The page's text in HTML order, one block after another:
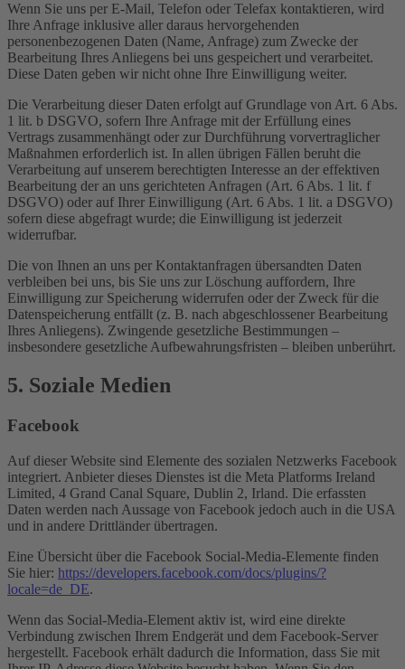
Wenn Sie uns per E-Mail, Telefon oder Telefax kontaktieren, wird
Ihre Anfrage inklusive aller daraus hervorgehenden
personenbezogenen Daten (Name, Anfrage) zum Zwecke der
Bearbeitung Ihres Anliegens bei uns gespeichert und verarbeitet.
Diese Daten geben wir nicht ohne Ihre Einwilligung weiter.
Die Verarbeitung dieser Daten erfolgt auf Grundlage von Art. 6 Abs.
1 lit. b DSGVO, sofern Ihre Anfrage mit der Erfüllung eines
Vertrags zusammenhängt oder zur Durchführung vorvertraglicher
Maßnahmen erforderlich ist. In allen übrigen Fällen beruht die
Verarbeitung auf unserem berechtigten Interesse an der effektiven
Bearbeitung der an uns gerichteten Anfragen (Art. 6 Abs. 1 lit. f
DSGVO) oder auf Ihrer Einwilligung (Art. 6 Abs. 1 lit. a DSGVO)
sofern diese abgefragt wurde; die Einwilligung ist jederzeit
widerrufbar.
Die von Ihnen an uns per Kontaktanfragen übersandten Daten
verbleiben bei uns, bis Sie uns zur Löschung auffordern, Ihre
Einwilligung zur Speicherung widerrufen oder der Zweck für die
Datenspeicherung entfällt (z. B. nach abgeschlossener Bearbeitung
Ihres Anliegens). Zwingende gesetzliche Bestimmungen –
insbesondere gesetzliche Aufbewahrungsfristen – bleiben unberührt.
5. Soziale Medien
Facebook
Auf dieser Website sind Elemente des sozialen Netzwerks Facebook
integriert. Anbieter dieses Dienstes ist die Meta Platforms Ireland
Limited, 4 Grand Canal Square, Dublin 2, Irland. Die erfassten
Daten werden nach Aussage von Facebook jedoch auch in die USA
und in andere Drittländer übertragen.
Eine Übersicht über die Facebook Social-Media-Elemente finden
Sie hier: https://developers.facebook.com/docs/plugins/?
locale=de_DE.
Wenn das Social-Media-Element aktiv ist, wird eine direkte
Verbindung zwischen Ihrem Endgerät und dem Facebook-Server
hergestellt. Facebook erhält dadurch die Information, dass Sie mit